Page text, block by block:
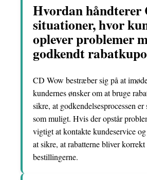
Hvordan håndterer
situationer, hvor
oplever problemer
godkendt
CD Wow bestræber sig på at
kundernes ønsker om at bruge
sikre, at godkendelsesprocessen
som muligt. Hvis der opstår
vigtigt at kontakte kundeservice
at sikre, at rabatterne bliver korrekt
bestillingerne.